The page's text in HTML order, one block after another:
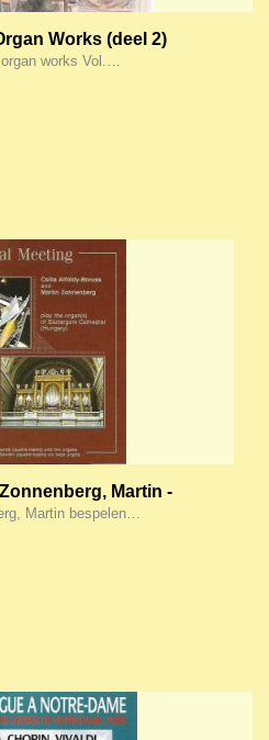
Works (deel 2)
works Vol.…
Martin -
Martin bespelen…